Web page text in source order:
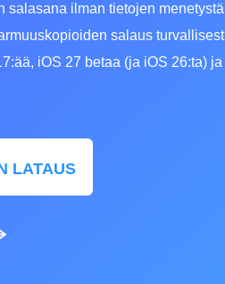
salasana ilman tietojen
salaus
iOS 27 betaa (ja iOS 26:ta)
LATAUS